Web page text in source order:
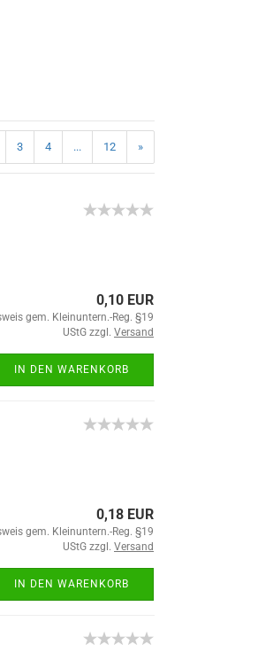
3 4 ... 12 »
0,10 EUR
gem. Kleinuntern.-Reg. §19
UStG zzgl. Versand
IN DEN WARENKORB
0,18 EUR
gem. Kleinuntern.-Reg. §19
UStG zzgl. Versand
IN DEN WARENKORB